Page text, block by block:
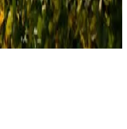
احجز إقامتك